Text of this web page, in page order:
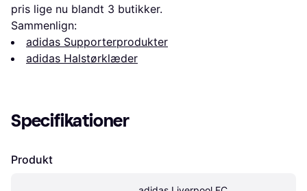
pris lige nu blandt 3 butikker.
Sammenlign:
adidas Supporterprodukter
adidas Halstørklæder
Specifikationer
Produkt